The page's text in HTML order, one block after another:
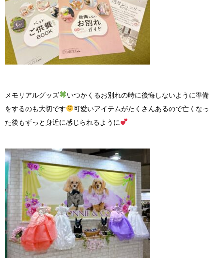
メモリアルグッズ
いつかくるお別れの時に後悔しないように準備
をするのも大切です
可愛いアイテムがたくさんあるので亡くなっ
た後もずっと身近に感じられるように